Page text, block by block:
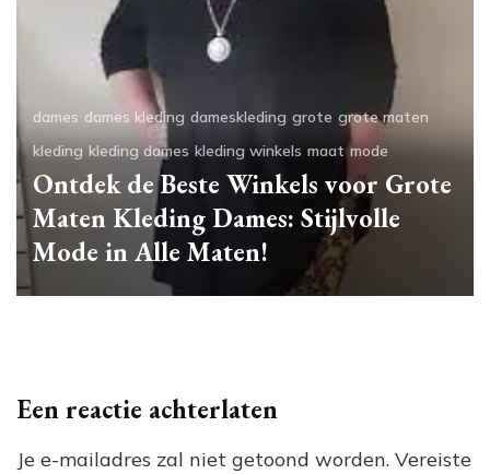
dames dames kleding dameskleding grote grote maten
kleding kleding dames kleding winkels maat mode
Ontdek de Beste Winkels voor Grote
Maten Kleding Dames: Stijlvolle
Mode in Alle Maten!
Een reactie achterlaten
Je e-mailadres zal niet getoond worden. Vereiste